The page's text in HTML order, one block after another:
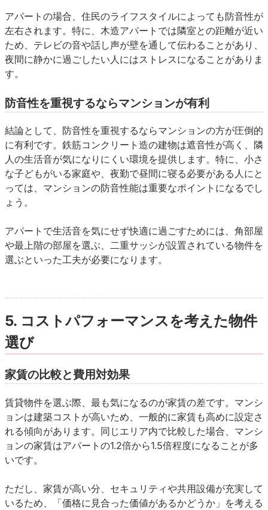
アパートの場合、住民のライフスタイルによっても防音性が
左右されます。特に、木造アパートでは隣室との距離が近い
ため、テレビの音や話し声が壁を通して伝わることがあり、
夜間に静かに過ごしたい人にはストレスになることがありま
す。
防音性を重視するならマンションが有利
結論として、防音性を重視するならマンションの方が圧倒的
に有利です。鉄筋コンクリート造の建物は遮音性が高く、隣
人の生活音が気になりにくい環境を提供します。特に、小さ
な子どもがいる家庭や、夜勤で昼間に寝る必要がある人にと
っては、マンションの防音性能は重要なポイントになるでし
ょう。
アパートで生活音を気にせず快適に過ごすためには、角部屋
や最上階の部屋を選ぶ、二重サッシが設置されている物件を
選ぶといった工夫が必要になります。
5. コストパフォーマンスを考えた物件
選び
家賃の比較と費用対効果
賃貸物件を選ぶ際、最も気になるのが家賃の差です。マンシ
ョンは建築コストが高いため、一般的に家賃も高めに設定さ
れる傾向があります。同じエリア内で比較した場合、マンシ
ョンの家賃はアパートの1.2倍から1.5倍程度になることが多
いです。
ただし、家賃が高い分、セキュリティや共用設備が充実して
いるため、「価格に見合った価値があるかどうか」を考える